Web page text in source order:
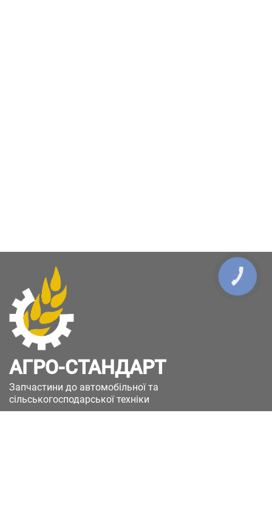
АГРО-СТАНДАРТ
Запчастини до автомобільної та
сільськогосподарської техніки
КНОПКА
ЗВ'ЯЗКУ